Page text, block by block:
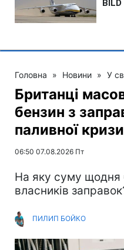
Головна » Новини » У
Британці
бензин з
паливної кризи
06:50 07.08.2026 Пт
На яку суму щодня
власників
ПИЛИП БОЙКО